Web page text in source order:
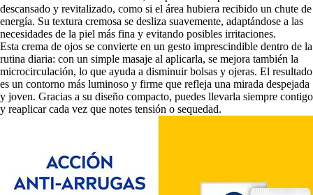
descansado y revitalizado, como si el área hubiera recibido un chute de
energía. Su textura cremosa se desliza suavemente, adaptándose a las
necesidades de la piel más fina y evitando posibles irritaciones.
Esta crema de ojos se convierte en un gesto imprescindible dentro de la
rutina diaria: con un simple masaje al aplicarla, se mejora también la
microcirculación, lo que ayuda a disminuir bolsas y ojeras. El resultado
es un contorno más luminoso y firme que refleja una mirada despejada
y joven. Gracias a su diseño compacto, puedes llevarla siempre contigo
y reaplicar cada vez que notes tensión o sequedad.